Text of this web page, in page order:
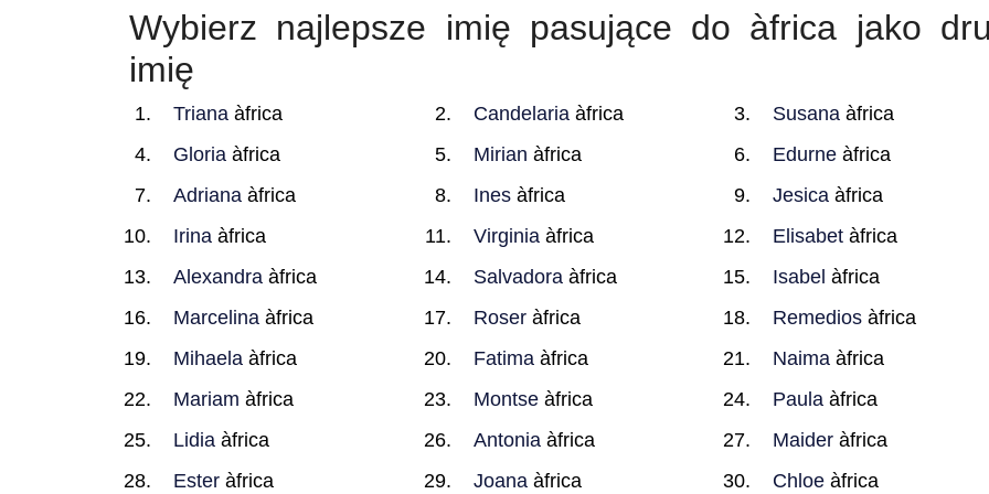
Wybierz najlepsze imię pasujące do àfrica jako
imię
Triana àfrica Candelariaàfrica Susana àfrica
Gloria àfrica Mirian àfrica Edurne àfrica
Adriana àfrica Inesàfrica Jesica àfrica
Irina àfrica Virginiaàfrica Elisabet àfrica
Alexandra àfrica Salvadoraàfrica Isabel àfrica
Marcelina àfrica Roseràfrica Remedios àfrica
Mihaela àfrica Fatimaàfrica Naima àfrica
Mariam àfrica Montseàfrica Paula àfrica
Lidia àfrica Antoniaàfrica Maider àfrica
Ester àfrica Joanaàfrica Chloe àfrica